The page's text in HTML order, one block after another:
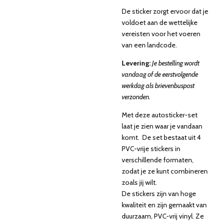
De sticker zorgt ervoor dat je
voldoet aan de wettelijke
vereisten voor het voeren
van een landcode.
Levering:Je bestelling wordt
vandaag of de eerstvolgende
werkdag als brievenbuspost
verzonden.
Met deze autosticker-set
laat je zien waar je vandaan
komt. De set bestaat uit 4
PVC-vrije stickers in
verschillende formaten,
zodat je ze kunt combineren
zoals jij wilt.
De stickers zijn van hoge
kwaliteit en zijn gemaakt van
duurzaam, PVC-vrij vinyl. Ze